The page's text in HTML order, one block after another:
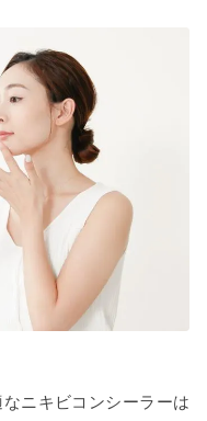
ニキビコンシーラーは